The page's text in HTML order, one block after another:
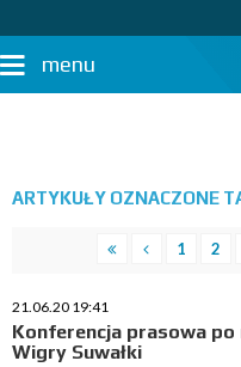
menu
ARTYKUŁY OZNACZONE
1 2
21.06.20 19:41
Konferencja prasowa po
Wigry Suwałki